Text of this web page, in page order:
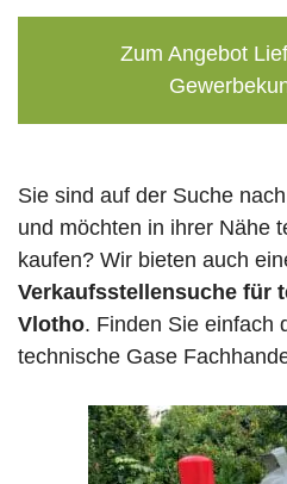
Zum Angebot
Sie sind auf der Suche
und möchten in ihrer Nähe
kaufen? Wir bieten auch
Verkaufsstellensuche für
Vlotho. Finden Sie einfach
technische Gase